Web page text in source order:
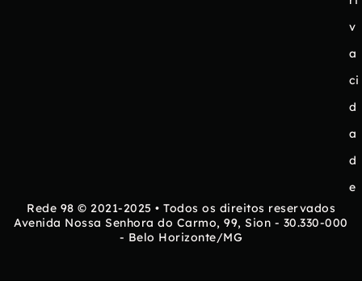
v
a
ci
d
a
d
e
Rede 98 © 2021-2025 • Todos os direitos reservados
Avenida Nossa Senhora do Carmo, 99, Sion - 30.330-000
- Belo Horizonte/MG